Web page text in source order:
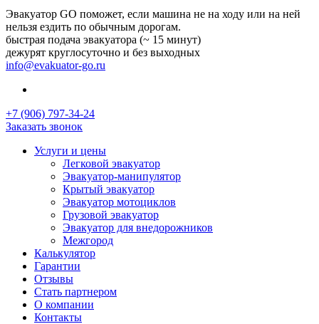
Эвакуатор GO поможет, если машина не на ходу или на ней
нельзя ездить по обычным дорогам.
быстрая подача эвакуатора (~ 15 минут)
дежурят круглосуточно и без выходных
info@evakuator-go.ru
+7 (906) 797-34-24
Заказать звонок
Услуги и цены
Легковой эвакуатор
Эвакуатор-манипулятор
Крытый эвакуатор
Эвакуатор мотоциклов
Грузовой эвакуатор
Эвакуатор для внедорожников
Межгород
Калькулятор
Гарантии
Отзывы
Стать партнером
О компании
Контакты